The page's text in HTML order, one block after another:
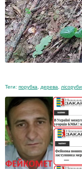
Теги: порубка дерева лісоруби